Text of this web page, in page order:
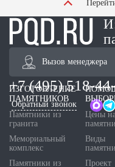
Вызов менеджера
+7 (495) 518-
Обратный звонок
ИЗГОТОВЛЕНИЕ
ПАМЯТНИКОВ
Памятники из
гранита
Мемориальный
комплекс
Памятники из
Цены
Виды
Проект